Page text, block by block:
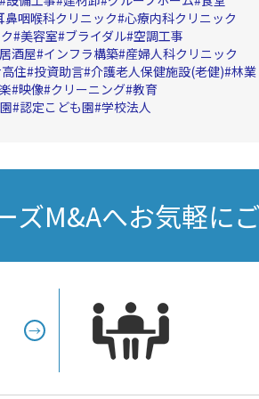
鼻咽喉科クリニック 心療内科クリニック
美容室 ブライダル 空調工事
居酒屋 インフラ構築 産婦人科クリニック
住 投資助言 介護老人保健施設(老健) 林業
映像 クリーニング 教育
認定こども園 学校法人
ズM&Aへお気軽に
→